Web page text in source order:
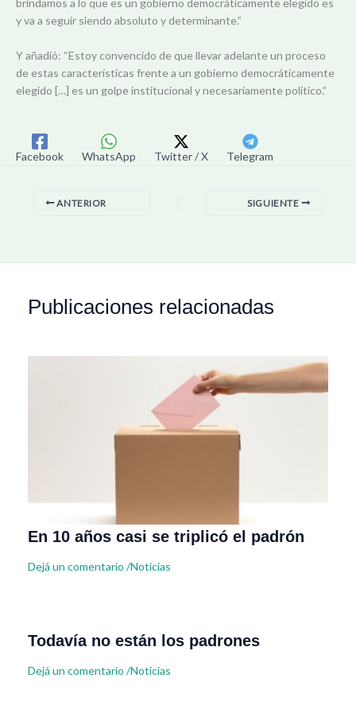
brindamos a lo que es un gobierno democráticamente elegido es
y va a seguir siendo absoluto y determinante.”
Y añadió: “Estoy convencido de que llevar adelante un proceso
de estas características frente a un gobierno democráticamente
elegido […] es un golpe institucional y necesariamente político.”
Facebook WhatsApp Twitter / X Telegram
ANTERIOR SIGUIENTE
Publicaciones relacionadas
En 10 años casi se triplicó el padrón
Dejá un comentario /Noticias
Todavía no están los padrones
Dejá un comentario /Noticias